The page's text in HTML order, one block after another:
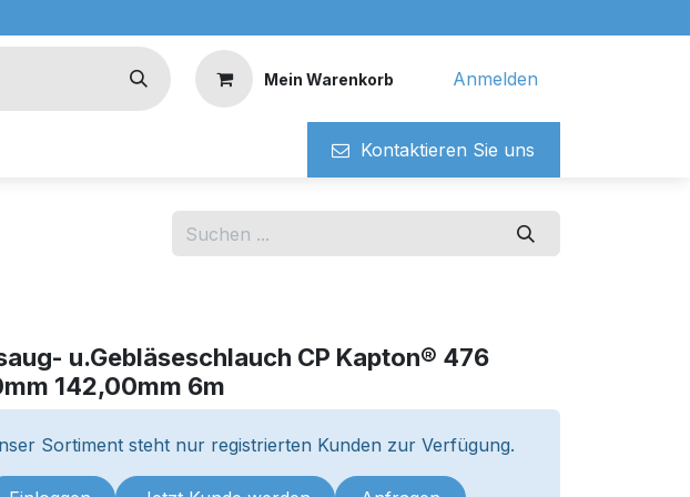
Mein Warenkorb Anmelden
Kontaktieren ​​Si​​e uns
u.Gebläseschlauch CP Kapton® 476
142,00mm 6m
Sortiment steht nur registrierten Kunden zur Verfügung.